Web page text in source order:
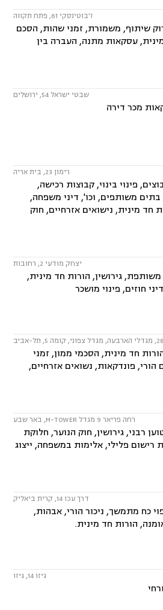
ז'בוטינסקי 61, פתח תקווה
שיתוף, משמורת, זמני שהות, הסכם
עסקאות מתנה, העברה בין
שבטי ישראל 54, ירושלים
מכר דירה
רימון 23, בית אריה
פינוי בינוי, קבוצות רכישה,
משותפים, וכו', דיני משפחה,
חד מינית, נישואים אזרחיים, חוק
יצחק מודעי 2, רחובות
גירושין, הורות חד מינית,
חוזים, פינוי מושכר
חד מינית, הסכמי ממון, זמני
פונדקאות, נשואים אזרחיים,
רחה פריאר 9 מגדל M-TOWER, באר שבע
רבני, גירושין, חוק הנוער, חלוקת
רישום פלילי, אלימות במשפחה, ייצוג
דרך עכו 14, קרית ביאליק
כח מתמשך, ניכור הורי, אבהות,
הורות חד מינית.
גיזו 14, גיזו